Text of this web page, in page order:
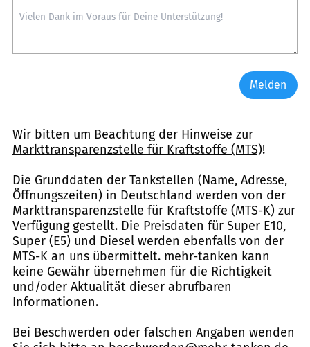
Melden
Wir bitten um Beachtung der Hinweise zur
Markttransparenzstelle für Kraftstoffe (MTS)!
Die Grunddaten der Tankstellen (Name, Adresse,
Öffnungszeiten) in Deutschland werden von der
Markttransparenzstelle für Kraftstoffe (MTS-K) zur
Verfügung gestellt. Die Preisdaten für Super E10,
Super (E5) und Diesel werden ebenfalls von der
MTS-K an uns übermittelt. mehr-tanken kann
keine Gewähr übernehmen für die Richtigkeit
und/oder Aktualität dieser abrufbaren
Informationen.
Bei Beschwerden oder falschen Angaben wenden